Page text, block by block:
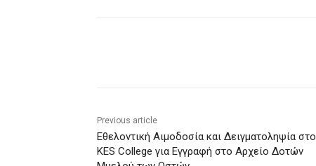
Previous article
Εθελοντική Αιμοδοσία και Δειγματοληψία στο
KES College για Εγγραφή στο Αρχείο Δοτών